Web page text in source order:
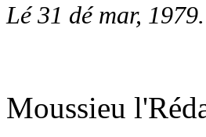
Lé 31 dé mar, 1979.
Moussieu